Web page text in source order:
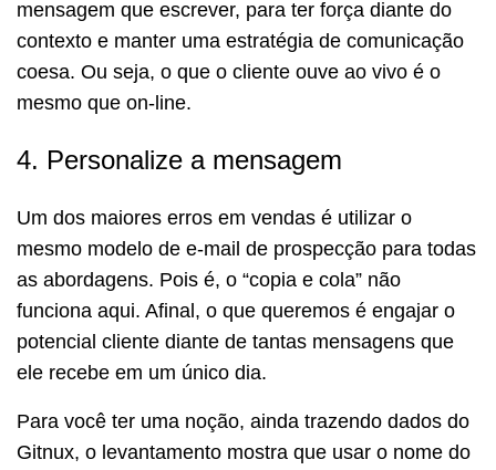
mensagem que escrever, para ter força diante do
contexto e manter uma estratégia de comunicação
coesa. Ou seja, o que o cliente ouve ao vivo é o
mesmo que on-line.
4. Personalize a mensagem
Um dos maiores erros em vendas é utilizar o
mesmo modelo de e-mail de prospecção para todas
as abordagens. Pois é, o “copia e cola” não
funciona aqui. Afinal, o que queremos é engajar o
potencial cliente diante de tantas mensagens que
ele recebe em um único dia.
Para você ter uma noção, ainda trazendo dados do
Gitnux, o levantamento mostra que usar o nome do